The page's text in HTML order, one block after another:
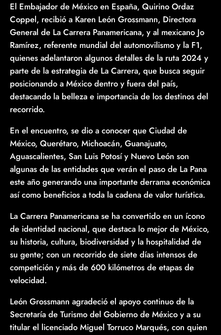
El Embajador de México en España, Quirino Ordaz
Coppel, recibió a Karen León Grossmann, Directora
General de La Carrera Panamericana, y al mexicano Jo
Ramírez, referente mundial del automovilismo y la F1,
quienes adelantaron algunos detalles de la ruta 2024 y
parte de la estrategia de La Carrera, que busca seguir
posicionando a México dentro y fuera del país,
destacando la belleza e importancia de los destinos del
recorrido.
En el encuentro, se dio a conocer que Ciudad de
México, Querétaro, Michoacán, Guanajuato,
Aguascalientes, San Luis Potosí y Nuevo León son
algunas de las entidades que verán el paso de La Pana
este año generando una importante derrama económica
así como beneficios a toda la cadena de valor turística.
La Carrera Panamericana se ha convertido en un ícono
de identidad nacional, que destaca lo mejor de México,
su historia, cultura, biodiversidad y la hospitalidad de
su gente; con un recorrido de siete días intensos de
competición y más de 600 kilómetros de etapas de
velocidad.
León Grossmann agradeció el apoyo continuo de la
Secretaría de Turismo del Gobierno de México y a su
titular el licenciado Miguel Torruco Marqués, con quien